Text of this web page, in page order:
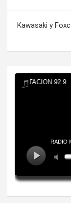
entradas
Kawasaki y